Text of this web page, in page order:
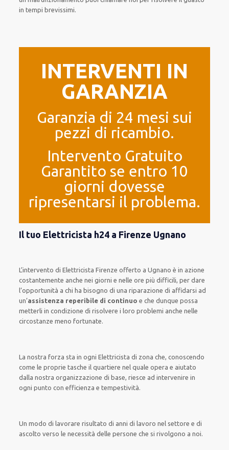
in tempi brevissimi.
INTERVENTI IN
GARANZIA
Garanzia di 24 mesi sui
pezzi di ricambio.
Intervento Gratuito
Garantito se entro 10
giorni dovesse
ripresentarsi il problema.
Il tuo Elettricista h24 a Firenze Ugnano
L’intervento di Elettricista Firenzeofferto a Ugnano èin azione
costantemente anchenei giorni e nelle ore piùdifficili, perdare
l’opportunità a chi ha bisogno di una riparazione di affidarsi ad
un’assistenza reperibile di continuo e chedunque possa
metterli in condizione di risolvere i loro problemi anchenelle
circostanze meno fortunate.
La nostra forza sta in ogni Elettricista di zona che, conoscendo
come le proprie tasche il quartiere nel quale opera e aiutato
dalla nostra organizzazione di base, riesce ad intervenire in
ogni punto con efficienza e tempestività.
Un modo di lavorare risultato di anni di lavoro nel settore e di
ascolto verso le necessitàdelle persone che si rivolgono a noi.